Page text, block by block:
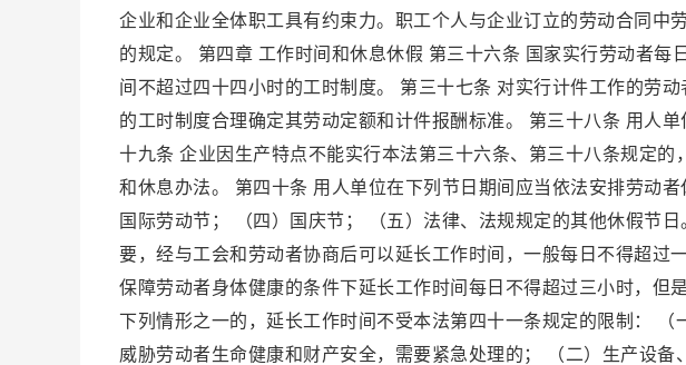
企业和企业全体职工具有约束力。职工个人与企业订立的劳动合同中
的规定。 第四章 工作时间和休息休假 第三十六条 国家实行劳动者每
间不超过四十四小时的工时制度。 第三十七条 对实行计件工作的劳
的工时制度合理确定其劳动定额和计件报酬标准。 第三十八条 用人
十九条 企业因生产特点不能实行本法第三十六条、第三十八条规定
和休息办法。 第四十条 用人单位在下列节日期间应当依法安排劳动者
国际劳动节； （四）国庆节； （五）法律、法规规定的其他休假节
要，经与工会和劳动者协商后可以延长工作时间，一般每日不得超过
保障劳动者身体健康的条件下延长工作时间每日不得超过三小时，但
下列情形之一的，延长工作时间不受本法第四十一条规定的限制： （
威胁劳动者生命健康和财产安全，需要紧急处理的； （二）生产设